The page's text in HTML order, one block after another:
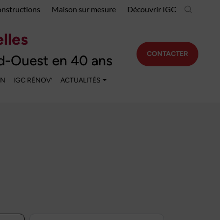
Maison sur mesure Découvrir IGC
Ouest en 40 ans
IGC RÉNOV’ ACTUALITÉS
CONTACTER